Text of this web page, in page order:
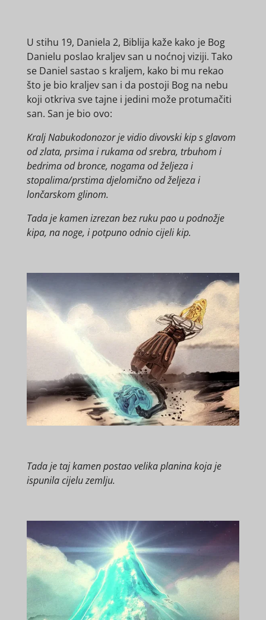
U stihu 19, Daniela 2, Biblija kaže kako je Bog
Danielu poslao kraljev san u noćnoj viziji. Tako
se Daniel sastao s kraljem, kako bi mu rekao
što je bio kraljev san i da postoji Bog na nebu
koji otkriva sve tajne i jedini može protumačiti
san. San je bio ovo:
Kralj Nabukodonozor je vidio divovski kip s glavom
od zlata, prsima i rukama od srebra, trbuhom i
bedrima od bronce, nogama od željeza i
stopalima/prstima djelomično od željeza i
lončarskom glinom.
Tada je kamen izrezan bez ruku pao u podnožje
kipa, na noge, i potpuno odnio cijeli kip.
Tada je taj kamen postao velika planina koja je
ispunila cijelu zemlju.